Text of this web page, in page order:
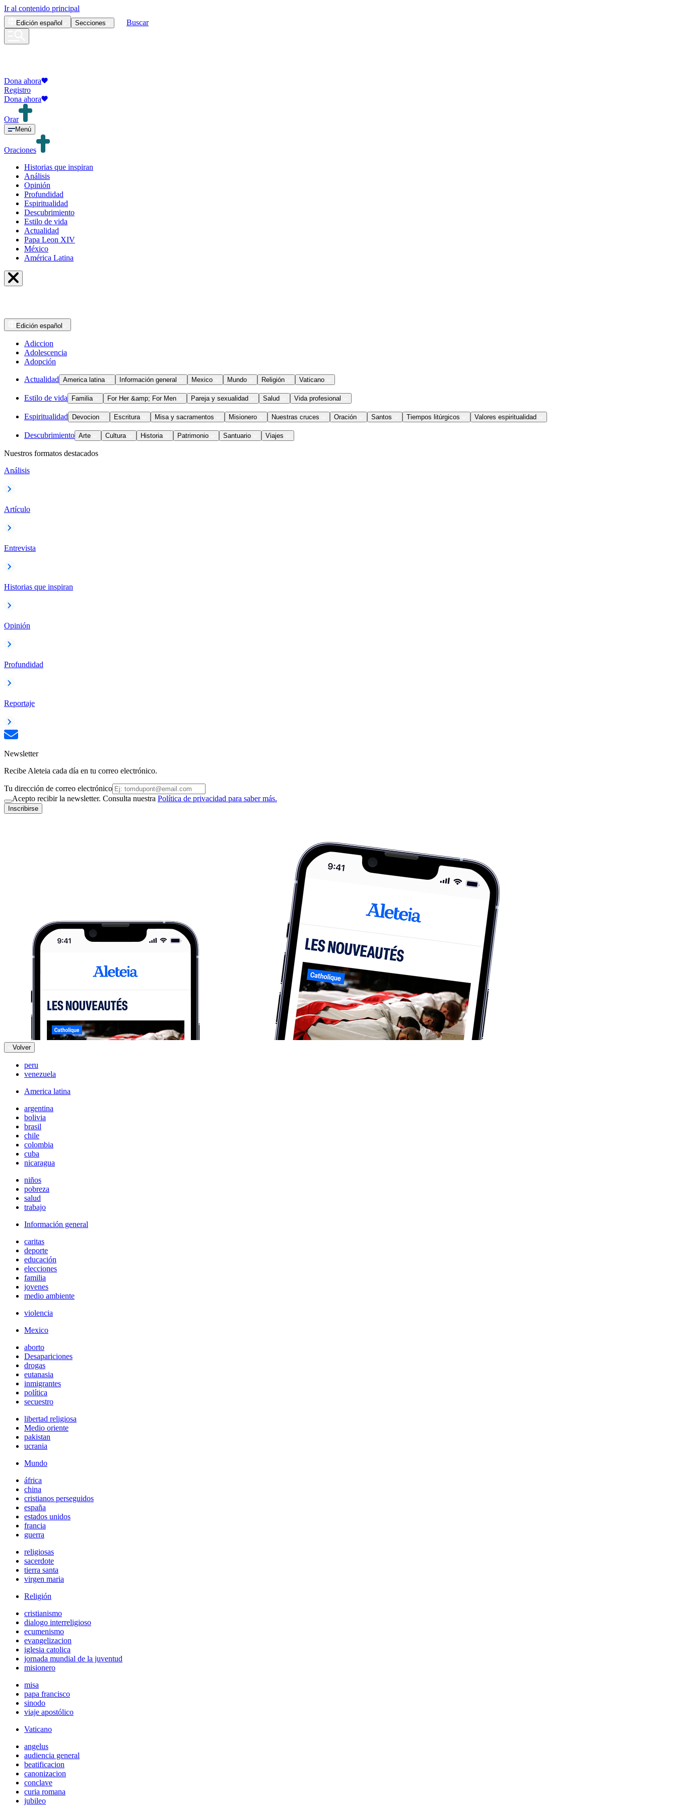
Ir al contenido principal
Edición español Secciones Buscar
Dona ahora
Registro
Dona ahora
Orar
Menú
Oraciones
Historias que inspiran
Análisis
Opinión
Profundidad
Espiritualidad
Descubrimiento
Estilo de vida
Actualidad
Papa Leon XIV
México
América Latina
Edición español
Adiccion
Adolescencia
Adopción
Actualidad America latina Información general Mexico Mundo Religión Vaticano
Estilo de vida Familia For Her &amp; For Men Pareja y sexualidad Salud Vida profesional
Espiritualidad Devocion Escritura Misa y sacramentos Misionero Nuestras cruces Oración Santos Tiempos litúrgicos Valores espiritualidad
Descubrimiento Arte Cultura Historia Patrimonio Santuario Viajes
Nuestros formatos destacados
Análisis
Artículo
Entrevista
Historias que inspiran
Opinión
Profundidad
Reportaje
Newsletter
Recibe Aleteia cada día en tu correo electrónico.
Tu dirección de correo electrónico
Acepto recibir la newsletter. Consulta nuestra Política de privacidad para saber más.
Inscribirse
Volver
peru
venezuela
America latina
argentina
bolivia
brasil
chile
colombia
cuba
nicaragua
niños
pobreza
salud
trabajo
Información general
caritas
deporte
educación
elecciones
familia
jovenes
medio ambiente
violencia
Mexico
aborto
Desapariciones
drogas
eutanasia
inmigrantes
política
secuestro
libertad religiosa
Medio oriente
pakistan
ucrania
Mundo
áfrica
china
cristianos perseguidos
españa
estados unidos
francia
guerra
religiosas
sacerdote
tierra santa
virgen maria
Religión
cristianismo
dialogo interreligioso
ecumenismo
evangelizacion
iglesia catolica
jornada mundial de la juventud
misionero
misa
papa francisco
sinodo
viaje apostólico
Vaticano
angelus
audiencia general
beatificacion
canonizacion
conclave
curia romana
jubileo